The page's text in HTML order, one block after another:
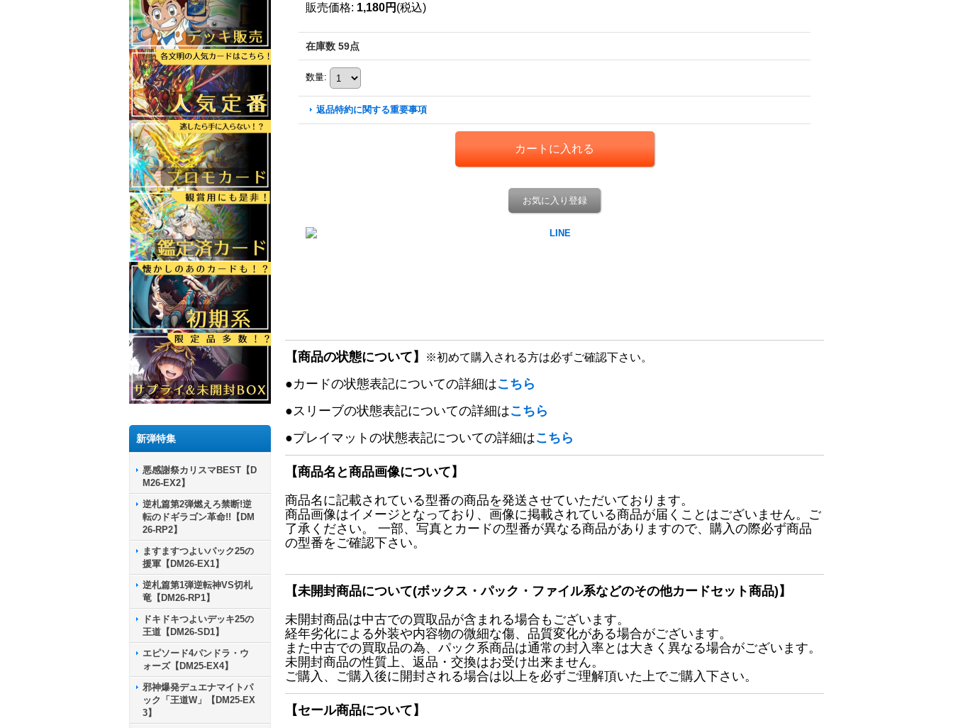
新弾特集
悪感謝祭カリスマBEST【D
M26-EX2】
逆札篇第2弾燃えろ禁断!逆
転のドギラゴン革命!!【DM
26-RP2】
ますますつよいパック25の
援軍【DM26-EX1】
逆札篇第1弾逆転神VS切札
竜【DM26-RP1】
ドキドキつよいデッキ25の
王道【DM26-SD1】
エピソード4パンドラ・ウ
ォーズ【DM25-EX4】
邪神爆発デュエナマイトパ
ック「王道W」【DM25-EX
3】
販売価格: 1,180円 (税込)
在庫数 59点
数量:
返品特約に関する重要事項
お気に入り登録
【商品の状態について】 ※初めて購入される方は必ずご確認下さい。
●カードの状態表記についての詳細はこちら
●スリーブの状態表記についての詳細はこちら
●プレイマットの状態表記についての詳細はこちら
【商品名と商品画像について】
商品名に記載されている型番の商品を発送させていただいております。
商品画像はイメージとなっており、画像に掲載されている商品が届くことはございません。ご
了承ください。 一部、写真とカードの型番が異なる商品がありますので、購入の際必ず商品
の型番をご確認下さい。
【未開封商品について(ボックス・パック・ファイル系などのその他カードセット商品)】
未開封商品は中古での買取品が含まれる場合もございます。
経年劣化による外装や内容物の微細な傷、品質変化がある場合がございます。
また中古での買取品の為、パック系商品は通常の封入率とは大きく異なる場合がございます。
未開封商品の性質上、返品・交換はお受け出来ません。
ご購入、ご購入後に開封される場合は以上を必ずご理解頂いた上でご購入下さい。
【セール商品について】